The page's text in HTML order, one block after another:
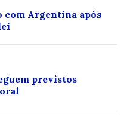
com Argentina após
previstos